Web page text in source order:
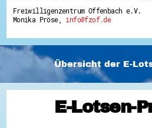
Freiwilligenzentrum Offenbach e.V.
Monika Pröse, info@fzof.de
Übersicht der E-
E-Lotsen-